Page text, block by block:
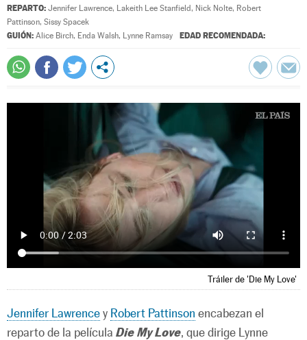
REPARTO: Jennifer Lawrence, Lakeith Lee Stanfield, Nick Nolte, Robert
Pattinson, Sissy Spacek
GUIÓN: Alice Birch, Enda Walsh, Lynne Ramsay EDAD RECOMENDADA:
Tráiler de 'Die My Love'
Jennifer Lawrence y Robert Pattinson encabezan el
reparto de la película Die My Love, que dirige Lynne